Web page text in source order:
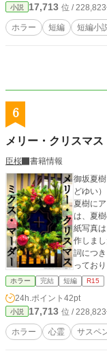
小説 17,713 位 /
ホラー 短編 短編小
6
メリー・クリスマ
臣桜
書籍情報
御坂夏
どゆい
夏樹に
は、夏樹
紙写真
作しま
詞につ
ってお
が、そ
フィク
スタ、
ホラー 完結 短編 R15
24h.ポイント 42pt
小説 17,713 位 /
ホラー 心霊 サスペ